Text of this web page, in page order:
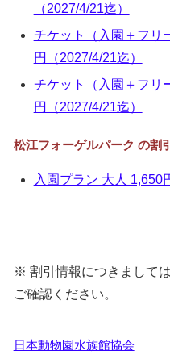
（2027/4/21迄）
チケット（入園＋フリ
円（2027/4/21迄）
チケット（入園＋フリ
円（2027/4/21迄）
松江フォーゲルパーク の割
入園プラン 大人 1,650
※ 割引情報につきまして
ご確認ください。
日本動物園水族館協会